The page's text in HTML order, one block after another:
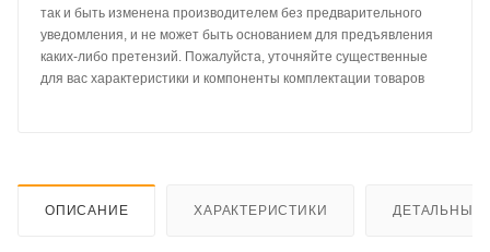
так и быть изменена производителем без предварительного
уведомления, и не может быть основанием для предъявления
каких-либо претензий. Пожалуйста, уточняйте существенные
для вас характеристики и компоненты комплектации товаров
ОПИСАНИЕ ХАРАКТЕРИСТИКИ ДЕТАЛЬНЫЕ